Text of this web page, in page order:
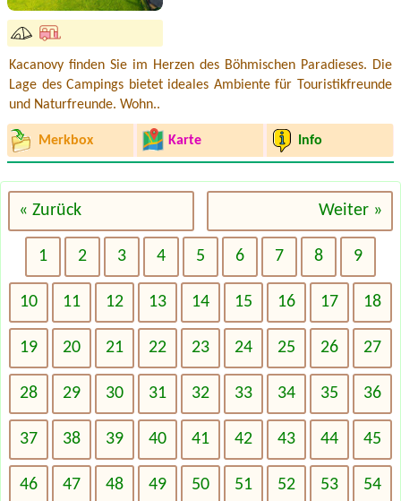
Kacanovy finden Sie im Herzen des Böhmischen Paradieses. Die
Lage des Campings bietet ideales Ambiente für Touristikfreunde
und Naturfreunde. Wohn..
Merkbox Karte Info
« Zurück Weiter »
1 2 3 4 5 6 7 8 9
10 11 12 13 14 15 16 17 18
19 20 21 22 23 24 25 26 27
28 29 30 31 32 33 34 35 36
37 38 39 40 41 42 43 44 45
46 47 48 49 50 51 52 53 54